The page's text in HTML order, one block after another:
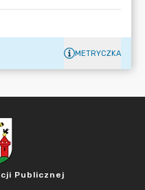
METRYCZKA
Publicznej